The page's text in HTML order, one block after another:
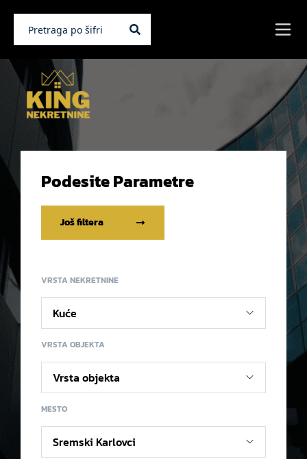
Podesite Parametre
Još filtera
VRSTA NEKRETNINE
VRSTA OBJEKTA
MESTO